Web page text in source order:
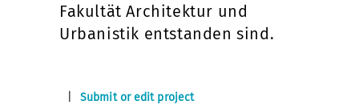
Fakultät Architektur und
Urbanistik entstanden sind.
Submit or edit project